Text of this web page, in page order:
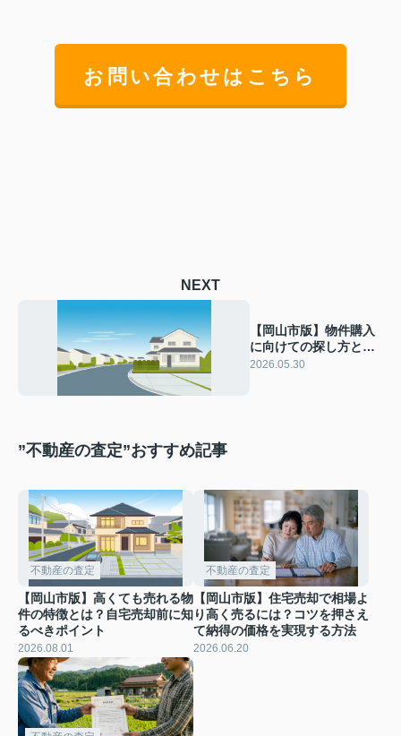
お問い合わせはこちら
NEXT
【岡山市版】物件購入
に向けての探し方と
は？住宅購入者が知っ
2026.05.30
”不動産の査定”おすすめ記事
不動産の査定
【岡山市版】高くても売れる物
件の特徴とは？自宅売却前に知
るべきポイント
2026.08.01
不動産の査定
【岡山市版】住宅売却で相場よ
り高く売るには？コツを押さえ
て納得の価格を実現する方法
2026.06.20